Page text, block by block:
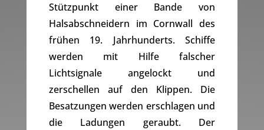
Stützpunkt einer Bande von
Halsabschneidern im Cornwall des
frühen 19. Jahrhunderts. Schiffe
werden mit Hilfe falscher
Lichtsignale angelockt und
zerschellen auf den Klippen. Die
Besatzungen werden erschlagen und
die Ladungen geraubt. Der